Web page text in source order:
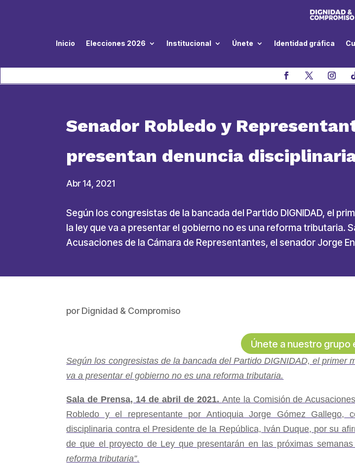
Inicio Elecciones 2026 Institucional Únete Identidad gráfica
Senador Robledo y
presentan denuncia
Abr 14, 2021
Según los congresistas de la bancada del Partido DIGNIDAD, el
la ley que va a presentar el gobierno no es una reforma tributaria.
Acusaciones de la Cámara de Representantes, el senador Jorge
porDignidad & Compromiso
Únete a nuestro grupo
Según los congresistas de la bancada del Partido DIGNIDAD, el
va a presentar el gobierno no es una reforma tributaria.
Sala de Prensa, 14 de abril de 2021. Ante la Comisión de
Robledo y el representante por Antioquia Jorge Gómez Gallego,
disciplinaria contra el Presidente de la República, Iván Duque, por su
de que el proyecto de Ley que presentarán en las próximas
reforma tributaria”.